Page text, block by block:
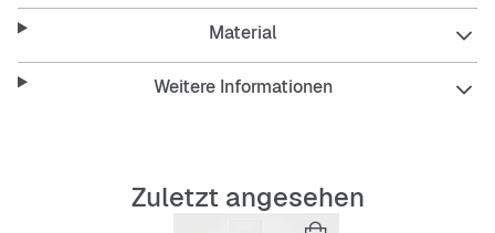
Dri-FIT-Technologie sorgt für trockene Füße und
Tragekomfort.
Verstärkte Bereiche an Ferse und Zehen sorgen für
Material
Weitere Informationen
Zuletzt angesehen